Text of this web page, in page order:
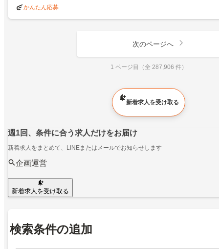
かんたん応募
次のページへ
1 ページ目（全 287,906 件）
新着求人を受け取る
週1回、条件に合う求人だけをお届け
新着求人をまとめて、LINEまたはメールでお知らせします
企画運営
新着求人を受け取る
検索条件の追加